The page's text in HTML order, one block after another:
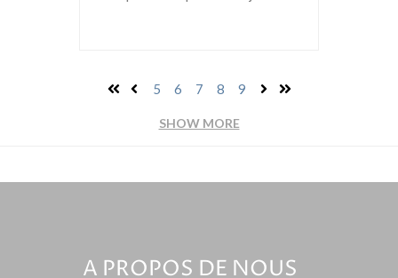
5 6 7 8 9
SHOW MORE
A PROPOS DE NOUS